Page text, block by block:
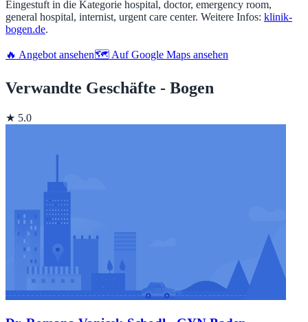
Eingestuft in die Kategorie hospital, doctor, emergency room,
general hospital, internist, urgent care center. Weitere Infos: klinik-
bogen.de.
🔥 Angebot ansehen🗺️ Auf Google Maps ansehen
Verwandte Geschäfte - Bogen
★ 5.0